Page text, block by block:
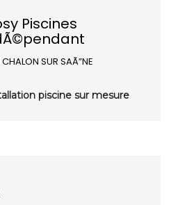
Piscines
SUR SAÃ”NE
piscine sur mesure